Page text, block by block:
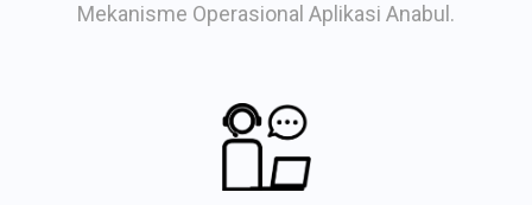
Mekanisme Operasional Aplikasi Anabul.